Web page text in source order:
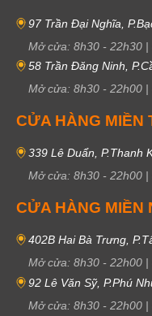
97 Trần Đại Nghĩa,
Mở cửa: 8h30 - 22h30 |
58 Trần Đăng Ninh,
Mở cửa: 8h30 - 22h00 |
CỬA HÀNG MIỀN
339 Lê Duẩn, P.Thanh
Mở cửa: 8h30 - 22h00 |
CỬA HÀNG MIỀN
402B Hai Bà Trưng,
Mở cửa: 8h30 - 22h00 |
92 Lê Văn Sỹ, P.Phú
Mở cửa: 8h30 - 22h00 |